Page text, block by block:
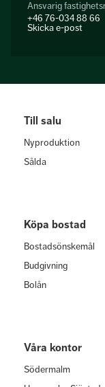
Ansvarig
+46 76-034 88 66
Skicka e-post
Till salu
Nyproduktion
Sålda
Köpa bostad
Bostadsönskemål
Budgivning
Bolån
Våra kontor
Södermalm